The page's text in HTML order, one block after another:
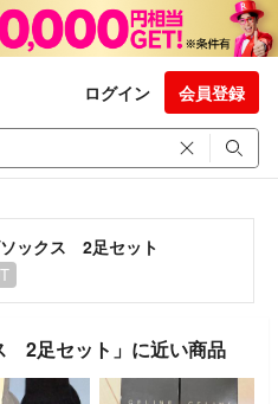
ログイン 会員登録
ックス 2足セット
2足セット」に近い商品